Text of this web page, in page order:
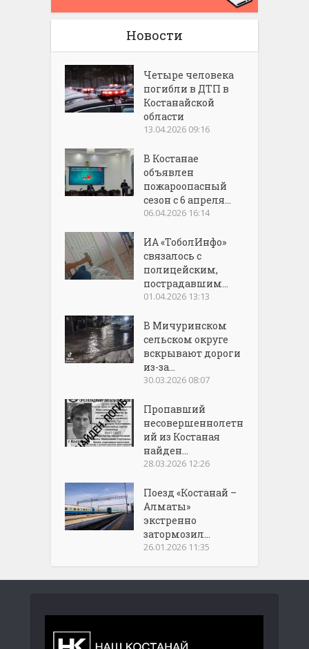
Новости
Четыре человека
погибли в ДТП в
Костанайской
области
13.04.2026 09:16
В Костанае
объявлен
пожароопасный
сезон с 6 апреля...
06.04.2026 16:14
ИА «ТоболИнфо»
связалось с
полицейским,
пострадавшим...
01.04.2026 13:13
В Мичуринском
сельском округе
вскрывают дороги
из-за...
30.03.2026 08:07
Пропавший
несовершеннолетн
ий из Костаная
найден...
28.03.2026 12:26
Поезд «Костанай –
Алматы»
экстренно
затормозил...
26.01.2026 11:35